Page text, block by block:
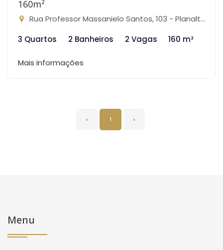
160m²
Rua Professor Massanielo Santos, 103 - Planalto, Belo Horizonte-MG
3 Quartos
2 Banheiros 2 Vagas 160 m²
Mais informações
‹ 1 ›
Menu